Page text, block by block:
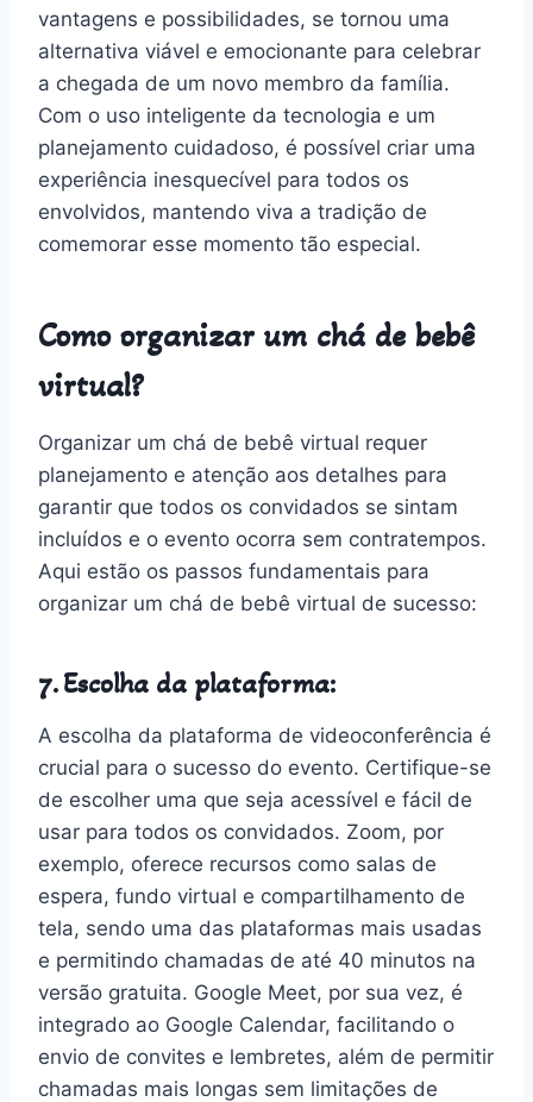
vantagens e possibilidades, se tornou uma
alternativa viável e emocionante para celebrar
a chegada de um novo membro da família.
Com o uso inteligente da tecnologia e um
planejamento cuidadoso, é possível criar uma
experiência inesquecível para todos os
envolvidos, mantendo viva a tradição de
comemorar esse momento tão especial.
Como organizar um chá de bebê
virtual?
Organizar um chá de bebê virtual requer
planejamento e atenção aos detalhes para
garantir que todos os convidados se sintam
incluídos e o evento ocorra sem contratempos.
Aqui estão os passos fundamentais para
organizar um chá de bebê virtual de sucesso:
7. Escolha da plataforma:
A escolha da plataforma de videoconferência é
crucial para o sucesso do evento. Certifique-se
de escolher uma que seja acessível e fácil de
usar para todos os convidados. Zoom, por
exemplo, oferece recursos como salas de
espera, fundo virtual e compartilhamento de
tela, sendo uma das plataformas mais usadas
e permitindo chamadas de até 40 minutos na
versão gratuita. Google Meet, por sua vez, é
integrado ao Google Calendar, facilitando o
envio de convites e lembretes, além de permitir
chamadas mais longas sem limitações de